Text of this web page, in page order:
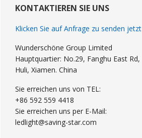
Sidebar
KONTAKTIEREN SIE UNS
Klicken Sie auf Anfrage zu senden jetzt
Wunderschöne Group Limited
Hauptquartier: No.29, Fanghu East Rd,
Huli, Xiamen. China
Sie erreichen uns von TEL:
+86 592 559 4418
Sie erreichen uns per E-Mail:
ledlight@saving-star.com